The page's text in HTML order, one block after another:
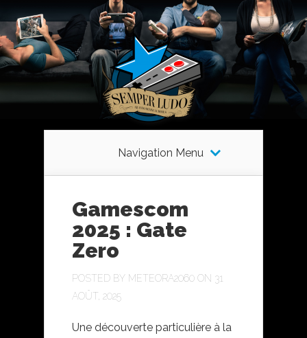
Navigation Menu
Gamescom
2025 : Gate
Zero
POSTED BY METEORA2060 ON 31
AOÛT, 2025
Une découverte particulière à la